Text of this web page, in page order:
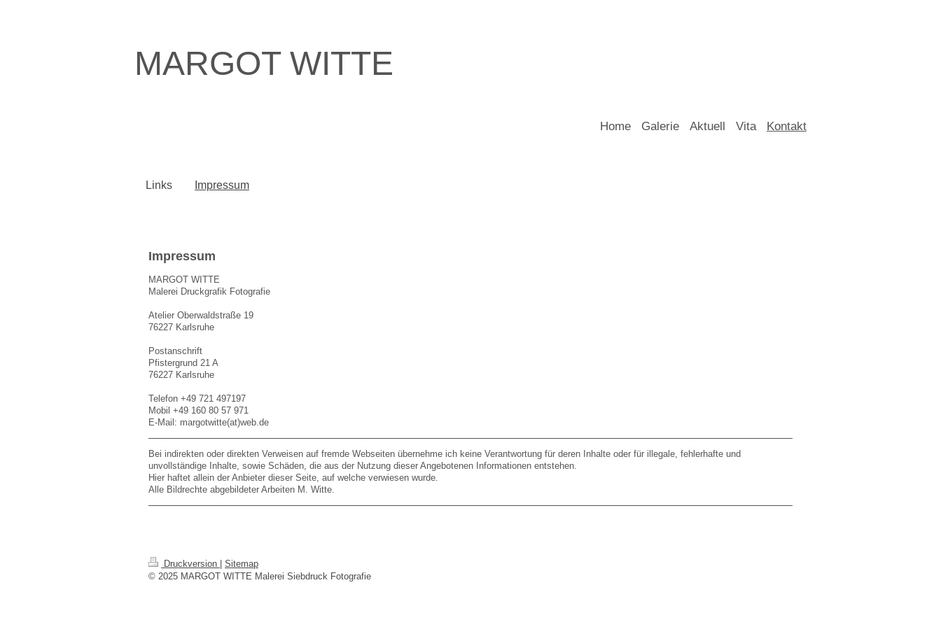
MARGOT WITTE
Home Galerie Aktuell Vita Kontakt
Links Impressum
Impressum
MARGOT WITTE
Malerei Druckgrafik Fotografie
Atelier Oberwaldstraße 19
76227 Karlsruhe
Postanschrift
Pfistergrund 21 A
76227 Karlsruhe
Telefon +49 721 497197
Mobil +49 160 80 57 971
E-Mail: margotwitte(at)web.de
Bei indirekten oder direkten Verweisen auf fremde Webseiten übernehme ich keine Verantwortung für deren Inhalte oder für illegale, fehlerhafte und
unvollständige Inhalte, sowie Schäden, die aus der Nutzung dieser Angebotenen Informationen entstehen.
Hier haftet allein der Anbieter dieser Seite, auf welche verwiesen wurde.
Alle Bildrechte abgebildeter Arbeiten M. Witte.
Druckversion
Sitemap
© 2025 MARGOT WITTE Malerei Siebdruck Fotografie